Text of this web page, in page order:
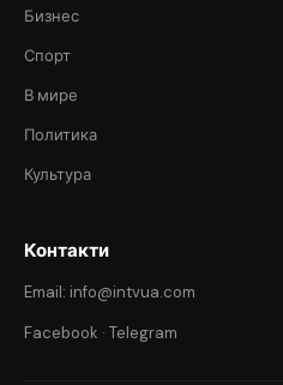
Бизнес
Спорт
В мире
Политика
Культура
Контакти
Email: info@intvua.com
Facebook · Telegram